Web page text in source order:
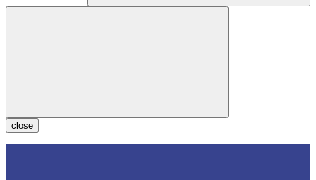
close